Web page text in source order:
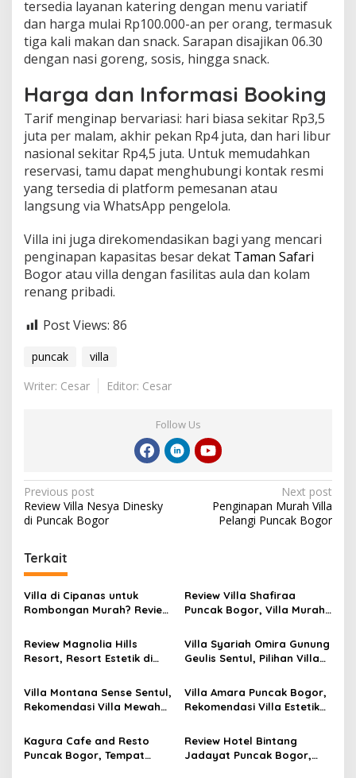
tersedia layanan katering dengan menu variatif
dan harga mulai Rp100.000-an per orang, termasuk
tiga kali makan dan snack. Sarapan disajikan 06.30
dengan nasi goreng, sosis, hingga snack.
Harga dan Informasi Booking
Tarif menginap bervariasi: hari biasa sekitar Rp3,5
juta per malam, akhir pekan Rp4 juta, dan hari libur
nasional sekitar Rp4,5 juta. Untuk memudahkan
reservasi, tamu dapat menghubungi kontak resmi
yang tersedia di platform pemesanan atau
langsung via WhatsApp pengelola.
Villa ini juga direkomendasikan bagi yang mencari
penginapan kapasitas besar dekat Taman Safari
Bogor atau villa dengan fasilitas aula dan kolam
renang pribadi.
Post Views: 86
puncak
villa
Writer: Cesar
Editor: Cesar
Follow Us
Post
navigation
Previous post
Review Villa Nesya Dinesky
di Puncak Bogor
Next post
Penginapan Murah Villa
Pelangi Puncak Bogor
Terkait
Villa di Cipanas untuk
Rombongan Murah? Review
Puncak dengan Private
Pool
Review Villa Shafiraa
Puncak Bogor, Villa Murah
dengan Kolam Renang
Private Dekat Kebun Teh
Review Magnolia Hills
Resort, Resort Estetik di
Infinity Pool View Gunung
Salak dan Pangrango
Villa Syariah Omira Gunung
Geulis Sentul, Pilihan Villa
View Perbukitan dan
Fasilitas Lengkap
Villa Montana Sense Sentul,
Rekomendasi Villa Mewah
View Pegunungan dan
Fasilitas Premium
Villa Amara Puncak Bogor,
Rekomendasi Villa Estetik
dengan View Pegunungan
Kagura Cafe and Resto
Puncak Bogor, Tempat
Review Hotel Bintang
Jadayat Puncak Bogor,